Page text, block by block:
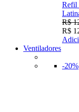
Refil
R$
R$
Ventiladores
-20%